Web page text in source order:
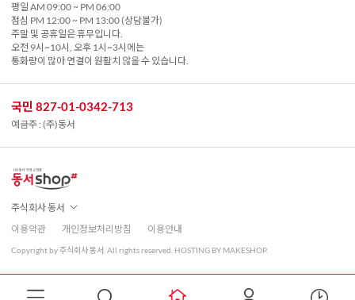
평일 AM 09:00 ~ PM 06:00
점심 PM 12:00 ~ PM 13:00 (상담불가)
주말 및 공휴일은 휴무입니다.
오전 9시~10시, 오후 1시~3시에는
통화량이 많아 연결이 원활치 않을 수 있습니다.
국민 827-01-0342-713
예금주 : (주)동서
주식회사 동서
이용약관
개인정보처리방침 이용안내
Copyright by 주식회사 동서. All rights reserved. HOSTING BY MAKESHOP.